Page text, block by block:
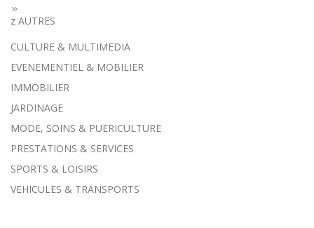
z AUTRES
CULTURE & MULTIMEDIA
EVENEMENTIEL & MOBILIER
IMMOBILIER
JARDINAGE
MODE, SOINS & PUERICULTURE
PRESTATIONS & SERVICES
SPORTS & LOISIRS
VEHICULES & TRANSPORTS